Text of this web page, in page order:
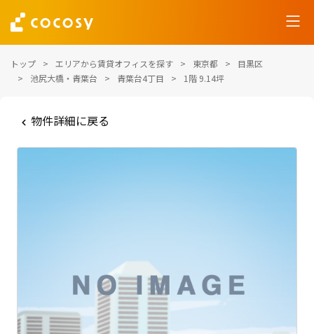
トップ エリアから賃貸オフィスを探す 東京都
目黒区
池尻大橋・青葉台
青葉台4丁目 1階 9.14坪
物件詳細に戻る